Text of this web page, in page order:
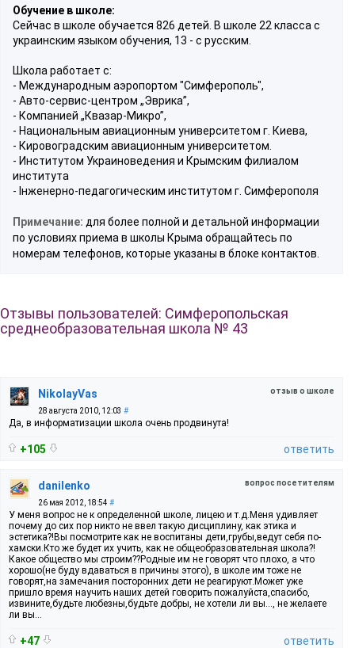
Обучение в школе:
Сейчас в школе обучается 826 детей. В школе 22 класса с
украинским языком обучения, 13 - с русским.
Школа работает с:
- Международным аэропортом "Симферополь",
- Авто-сервис-центром „Эврика”,
- Компанией „Квазар-Микро”,
- Национальным авиационным университетом г. Киева,
- Кировоградским авиационным университетом.
- Институтом Украиноведения и Крымским филиалом
института
- Інженерно-педагогическим институтом г. Симферополя
Примечание: для более полной и детальной информации
по условиях приема в школы Крыма обращайтесь по
номерам телефонов, которые указаны в блоке контактов.
Отзывы пользователей: Симферопольская
среднеобразовательная школа № 43
отзыв о школе
NikolayVas
28 августа 2010, 12:03 #
Да, в информатизации школа очень продвинута!
+105 ответить
вопрос посетителям
danilenko
26 мая 2012, 18:54 #
У меня вопрос не к определенной школе, лицею и т.д.Меня удивляет
почему до сих пор никто не ввел такую дисциплину, как этика и
эстетика?!Вы посмотрите как не воспитаны дети,грубы,ведут себя по-
хамски.Кто же будет их учить, как не общеобразовательная школа?!
Какое общество мы строим??Родные им не говорят что плохо, а что
хорошо(не буду вдаваться в причины этого), в школе им тоже не
говорят,на замечания посторонних дети не реагируют.Может уже
пришло время научить наших детей говорить пожалуйста,спасибо,
извините,будьте любезны,будьте добры, не хотели ли вы..., не желаете
ли вы...
+47 ответить